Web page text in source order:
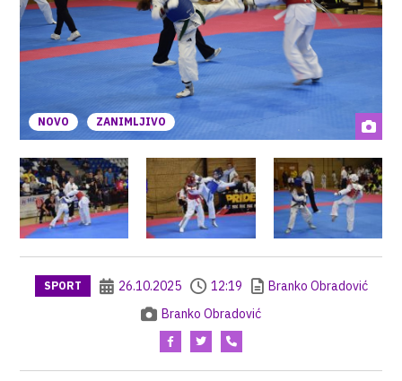
NOVO ZANIMLJIVO
SPORT 26.10.2025 12:19
Branko Obradović
Branko Obradović